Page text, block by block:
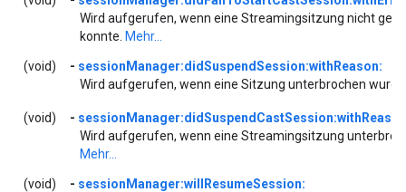
Wird aufgerufen, wenn eine Streamingsitzung nicht
konnte. Mehr...
(void) - sessionManager:didSuspendSession:withReason:
Wird aufgerufen, wenn eine Sitzung unterbrochen
(void) -
Wird aufgerufen, wenn eine Streamingsitzung
Mehr...
(void) - sessionManager:willResumeSession: